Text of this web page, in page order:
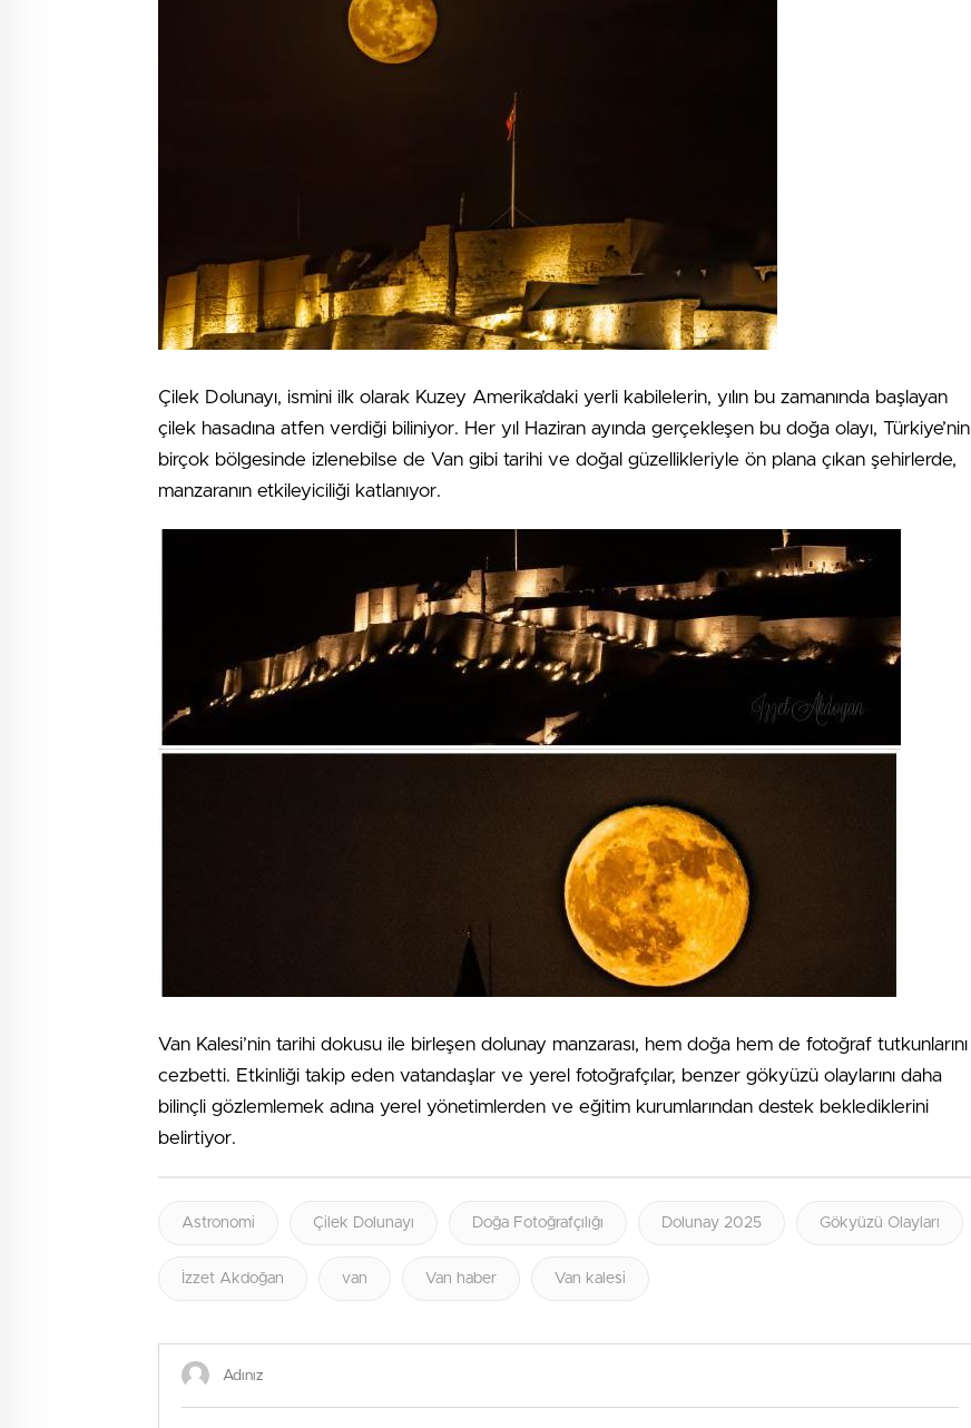
Çilek Dolunayı, ismini ilk olarak Kuzey Amerika’daki yerli kabilelerin, yılın bu zamanında başlayan
çilek hasadına atfen verdiği biliniyor. Her yıl Haziran ayında gerçekleşen bu doğa olayı, Türkiye’nin
birçok bölgesinde izlenebilse de Van gibi tarihi ve doğal güzellikleriyle ön plana çıkan şehirlerde,
manzaranın etkileyiciliği katlanıyor.
Van Kalesi’nin tarihi dokusu ile birleşen dolunay manzarası, hem doğa hem de fotoğraf tutkunlarını
cezbetti. Etkinliği takip eden vatandaşlar ve yerel fotoğrafçılar, benzer gökyüzü olaylarını daha
bilinçli gözlemlemek adına yerel yönetimlerden ve eğitim kurumlarından destek beklediklerini
belirtiyor.
Astronomi Çilek Dolunayı Doğa Fotoğrafçılığı Dolunay 2025 Gökyüzü Olayları
İzzet Akdoğan van Van haber Van kalesi